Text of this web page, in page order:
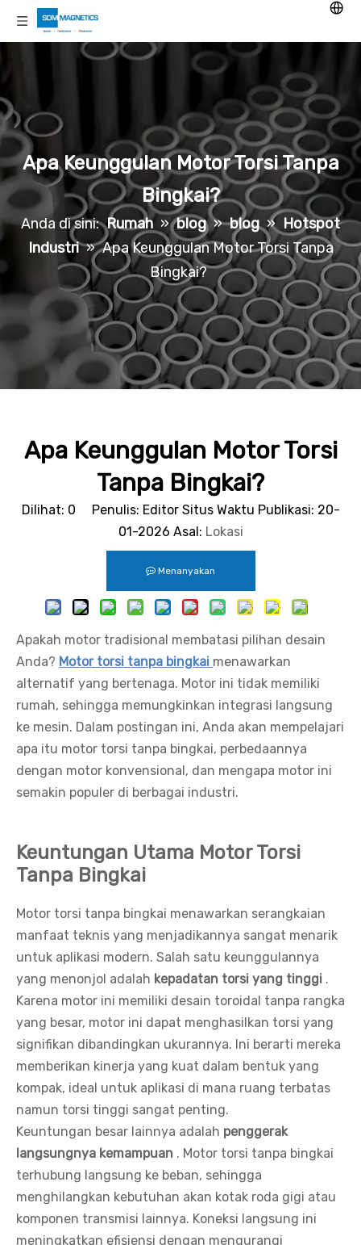
Apa Keunggulan Motor Torsi Tanpa
Bingkai?
Anda di sini: Rumah » blog » blog » Hotspot
Industri » Apa Keunggulan Motor Torsi Tanpa
Bingkai?
Apa Keunggulan Motor Torsi
Tanpa Bingkai?
Dilihat: 0 Penulis: Editor Situs Waktu Publikasi: 20-
01-2026 Asal: Lokasi
Menanyakan
Apakah motor tradisional membatasi pilihan desain
Anda? Motor torsi tanpa bingkai menawarkan
alternatif yang bertenaga. Motor ini tidak memiliki
rumah, sehingga memungkinkan integrasi langsung
ke mesin. Dalam postingan ini, Anda akan mempelajari
apa itu motor torsi tanpa bingkai, perbedaannya
dengan motor konvensional, dan mengapa motor ini
semakin populer di berbagai industri.
Keuntungan Utama Motor Torsi
Tanpa Bingkai
Motor torsi tanpa bingkai menawarkan serangkaian
manfaat teknis yang menjadikannya sangat menarik
untuk aplikasi modern. Salah satu keunggulannya
yang menonjol adalah kepadatan torsi yang tinggi .
Karena motor ini memiliki desain toroidal tanpa rangka
yang besar, motor ini dapat menghasilkan torsi yang
signifikan dibandingkan ukurannya. Ini berarti mereka
memberikan kinerja yang kuat dalam bentuk yang
kompak, ideal untuk aplikasi di mana ruang terbatas
namun torsi tinggi sangat penting.
Keuntungan besar lainnya adalah penggerak
langsungnya kemampuan . Motor torsi tanpa bingkai
terhubung langsung ke beban, sehingga
menghilangkan kebutuhan akan kotak roda gigi atau
komponen transmisi lainnya. Koneksi langsung ini
meningkatkan efisiensi dengan mengurangi